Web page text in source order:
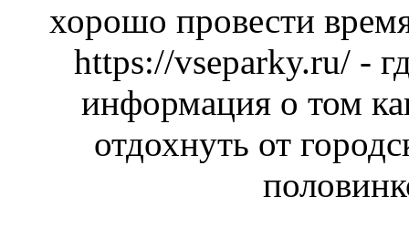
хорошо провести
https://vseparky.ru/ -
информация о том
отдохнуть от